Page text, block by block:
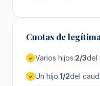
Cuotas de legítima
✓ Varios hijos:2/3del
✓ Un hijo:1/2del